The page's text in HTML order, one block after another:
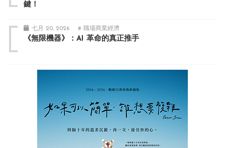
鍵！
七月 20, 2026 # 職場商業經濟
《無限機器》：AI 革命的真正推手